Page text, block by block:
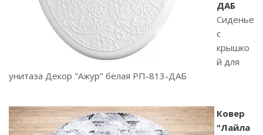
ДАБ
Сиденье
с
крышко
й для
унитаза Декор "Ажур" белая РП-813-ДАБ
Ковер
"Лайла